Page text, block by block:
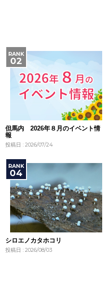
但馬内 2026年８月のイベント情
報
投稿日 : 2026/07/24
シロエノカタホコリ
投稿日 : 2026/08/03